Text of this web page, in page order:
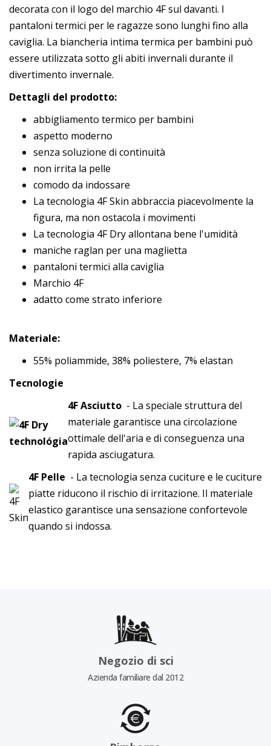
decorata con il logo del marchio 4F sul davanti. I
pantaloni termici per le ragazze sono lunghi fino alla
caviglia. La biancheria intima termica per bambini può
essere utilizzata sotto gli abiti invernali durante il
divertimento invernale.
Dettagli del prodotto:
abbigliamento termico per bambini
aspetto moderno
senza soluzione di continuità
non irrita la pelle
comodo da indossare
La tecnologia 4F Skin abbraccia piacevolmente la
figura, ma non ostacola i movimenti
La tecnologia 4F Dry allontana bene l'umidità
maniche raglan per una maglietta
pantaloni termici alla caviglia
Marchio 4F
adatto come strato inferiore
Materiale:
55% poliammide, 38% poliestere, 7% elastan
Tecnologie
4F Asciutto - La speciale struttura del
materiale garantisce una circolazione
ottimale dell'aria e di conseguenza una
rapida asciugatura.
4F Pelle - La tecnologia senza cuciture e le cuciture
piatte riducono il rischio di irritazione. Il materiale
elastico garantisce una sensazione confortevole
quando si indossa.
Negozio di sci
Azienda familiare dal 2012